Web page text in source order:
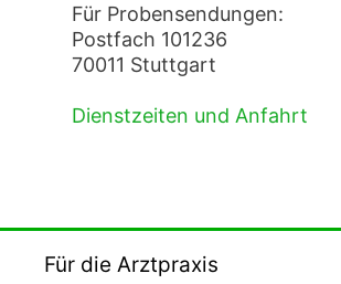
Für Probensendungen:
Postfach 101236
70011 Stuttgart
Dienstzeiten und Anfahrt
Für die Arztpraxis